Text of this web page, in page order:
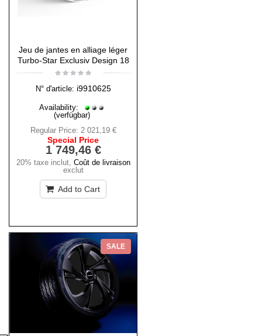
Jeu de jantes en alliage léger
Turbo-Star Exclusiv Design 18
N° d'article: i9910625
Availability:
(verfügbar)
Regular Price: 2 021,19 €
Special Price
1 749,46 €
20% taxe inclut, Coût de livraison
exclut
Add to Cart
SALE